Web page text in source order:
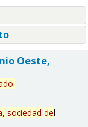
Oeste,
.
sociedad del